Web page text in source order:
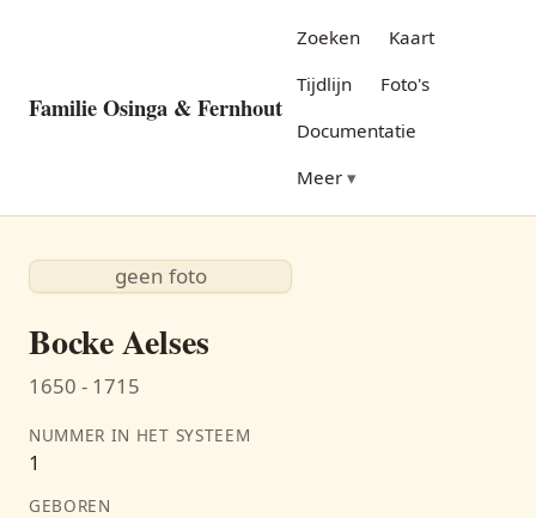
Familie Osinga & Fernhout
Zoeken
Kaart
Tijdlijn
Foto's
Documentatie
Meer
geen foto
Bocke Aelses
1650 - 1715
NUMMER IN HET SYSTEEM
1
GEBOREN